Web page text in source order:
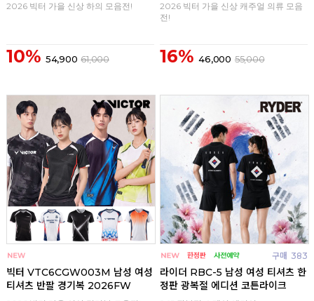
2026 빅터 가을 신상 하의 모음전!
10% 54,900 61,000
2026 빅터 가을 신상 캐주얼 의류 모음
전!
16% 46,000 55,000
빅터 VTC6CGW003M 남성 여성
티셔츠 반팔 경기복 2026FW
구매 383
라이더 RBC-5 남성 여성 티셔츠 한
정판 광복절 에디션 코튼라이크